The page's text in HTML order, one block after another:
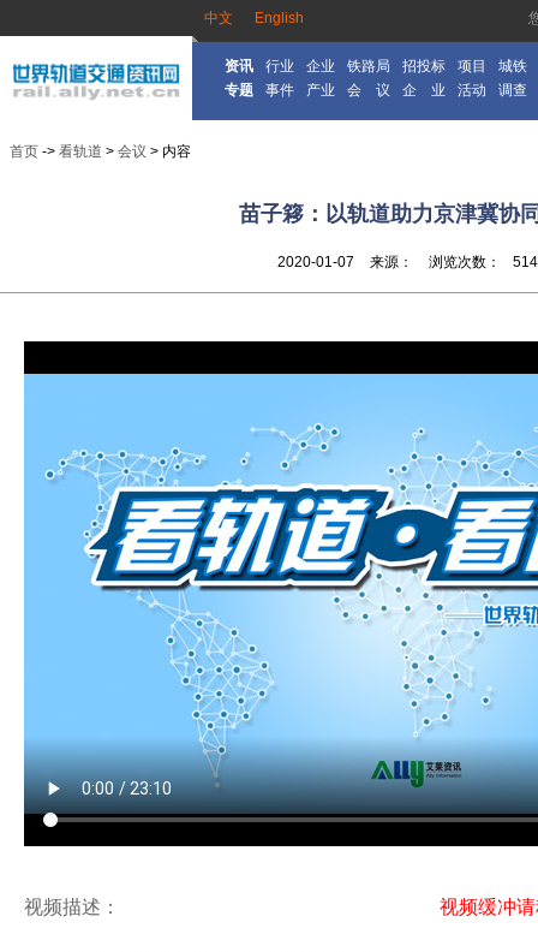
中文 English
资讯 行业 企业 铁路局 招投标 项目
城铁
专题
事件 产业 会 议 企 业 活动 调查
首页 -> 看轨道 > 会议 > 内容
苗子簃：以轨道助力京津冀协
2020-01-07 来源： 浏览次数：
视频描述： 视频缓冲